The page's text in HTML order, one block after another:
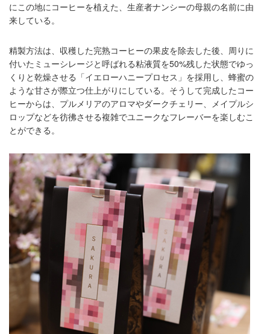
にこの地にコーヒーを植えた、生産者ナンシーの母親の名前に由
来している。
精製方法は、収穫した完熟コーヒーの果皮を除去した後、周りに
付いたミューシレージと呼ばれる粘液質を50%残した状態でゆっ
くりと乾燥させる「イエローハニープロセス」を採用し、蜂蜜の
ような甘さが際立つ仕上がりにしている。そうして完成したコー
ヒーからは、プルメリアのアロマやダークチェリー、メイプルシ
ロップなどを彷彿させる複雑でユニークなフレーバーを楽しむこ
とができる。